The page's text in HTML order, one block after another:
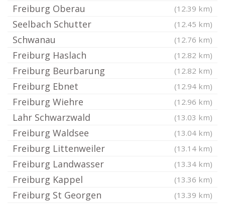
Freiburg Oberau (12.39 km)
Seelbach Schutter (12.45 km)
Schwanau (12.76 km)
Freiburg Haslach (12.82 km)
Freiburg Beurbarung (12.82 km)
Freiburg Ebnet (12.94 km)
Freiburg Wiehre (12.96 km)
Lahr Schwarzwald (13.03 km)
Freiburg Waldsee (13.04 km)
Freiburg Littenweiler (13.14 km)
Freiburg Landwasser (13.34 km)
Freiburg Kappel (13.36 km)
Freiburg St Georgen (13.39 km)